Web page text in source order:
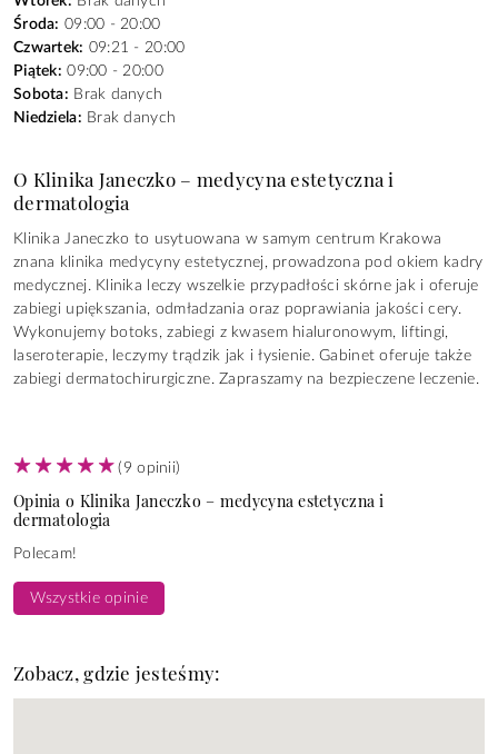
Środa: 09:00 - 20:00
Czwartek: 09:21 - 20:00
Piątek: 09:00 - 20:00
Sobota: Brak danych
Niedziela: Brak danych
O Klinika Janeczko – medycyna estetyczna i
dermatologia
Klinika Janeczko to usytuowana w samym centrum Krakowa
znana klinika medycyny estetycznej, prowadzona pod okiem kadry
medycznej. Klinika leczy wszelkie przypadłości skórne jak i oferuje
zabiegi upiększania, odmładzania oraz poprawiania jakości cery.
Wykonujemy botoks, zabiegi z kwasem hialuronowym, liftingi,
laseroterapie, leczymy trądzik jak i łysienie. Gabinet oferuje także
zabiegi dermatochirurgiczne. Zapraszamy na bezpieczene leczenie.
( 9 opinii)
Opinia o Klinika Janeczko – medycyna estetyczna i
dermatologia
Polecam!
Wszystkie opinie
Zobacz, gdzie jesteśmy: